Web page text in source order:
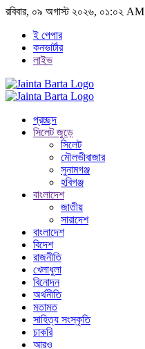
রবিবার, ০৯ অগাস্ট ২০২৬, ০১:০২ AM
ই পেপার
কনভার্টার
লাইভ
প্রচ্ছদ
সিলেট জুড়ে
সিলেট
মৌলভীবাজার
সুনামগঞ্জ
হবিগঞ্জ
বাংলাদেশ
জাতীয়
সারাদেশ
বাংলাদেশ
বিদেশ
রাজনীতি
খেলাধুলা
বিনোদন
অর্থনীতি
মতামত
সাহিত্য সংস্কৃতি
চাকরি
আরও